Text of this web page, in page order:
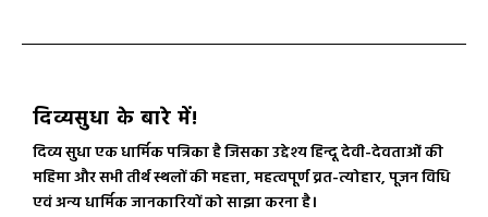
दिव्यसुधा के बारे में!
दिव्य सुधा एक धार्मिक पत्रिका है जिसका उद्देश्य हिन्दू देवी-देवताओं की
महिमा और सभी तीर्थ स्थलों की महत्ता, महत्वपूर्ण व्रत-त्योहार, पूजन विधि
एवं अन्य धार्मिक जानकारियों को साझा करना है।